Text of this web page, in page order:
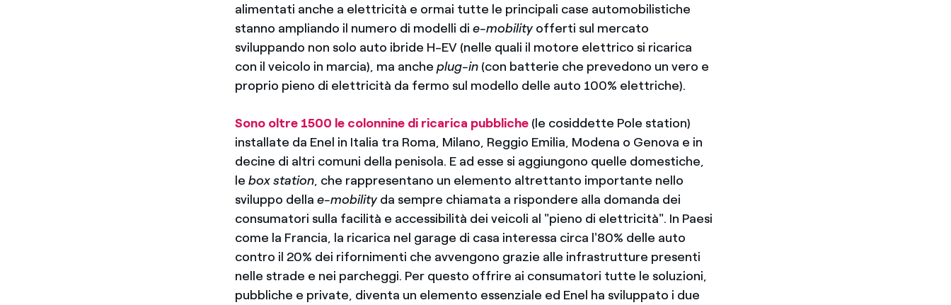
alimentati anche a elettricità e ormai tutte le principali case automobilistiche
stanno ampliando il numero di modelli die-mobility offerti sul mercato
sviluppando non solo auto ibride H-EV (nelle quali il motore elettrico si ricarica
con il veicolo in marcia), ma ancheplug-in (con batterie che prevedono un vero e
proprio pieno di elettricità da fermo sul modello delle auto 100% elettriche).
Sono oltre 1500 le colonnine di ricarica pubbliche (le cosiddette Pole station)
installate da Enel in Italia tra Roma, Milano, Reggio Emilia, Modena o Genova e in
decine di altri comuni della penisola. E ad esse si aggiungono quelle domestiche,
lebox station, che rappresentano un elemento altrettanto importante nello
sviluppo dellae-mobility da sempre chiamata a rispondere alla domanda dei
consumatori sulla facilità e accessibilità dei veicoli al "pieno di elettricità". In Paesi
come la Francia, la ricarica nel garage di casa interessa circa l'80% delle auto
contro il 20% dei rifornimenti che avvengono grazie alle infrastrutture presenti
nelle strade e nei parcheggi. Per questo offrire ai consumatori tutte le soluzioni,
pubbliche e private, diventa un elemento essenziale ed Enel ha sviluppato i due